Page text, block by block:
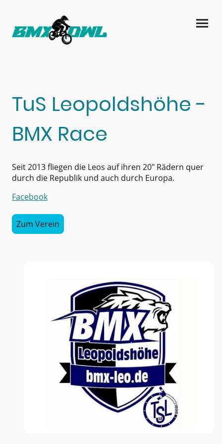
TuS Leopoldshöhe -
BMX Race
Seit 2013 fliegen die Leos auf ihren 20" Rädern quer
durch die Republik und auch durch Europa.
Facebook
Zum Verein